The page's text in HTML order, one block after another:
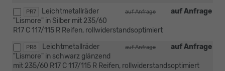
PR7 auf Anfrage
auf Anfrage
Leichtmetallräder
"Lismore" in Silber mit 235/60
R17 C 117/115 R Reifen, rollwiderstandsoptimiert
PR8 auf Anfrage
auf Anfrage
Leichtmetallräder
"Lismore" in schwarz glänzend
mit 235/60 R17 C 117/115 R Reifen, rollwiderstandsoptimiert